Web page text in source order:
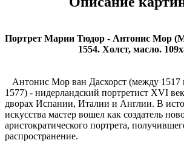
Портрет Марии Тюдор - Антонис Мор
1554. Холст, масло.
Антонис Мор ван Дасхорст (между 1517
1577) - нидерландский портретист XVI
дворах Испании, Италии и Англии. В
искусства мастер вошел как создатель
аристократического портрета,
распространение.